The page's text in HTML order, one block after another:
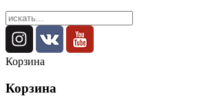
Корзина
Корзина